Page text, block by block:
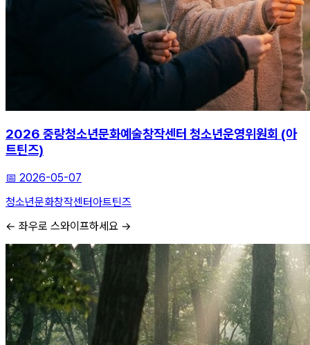
2026 중랑청소년문화예술창작센터 청소년운영위원회 (아
트틴즈)
📅 2026-05-07
청소년문화창작센터아트틴즈
← 좌우로 스와이프하세요 →